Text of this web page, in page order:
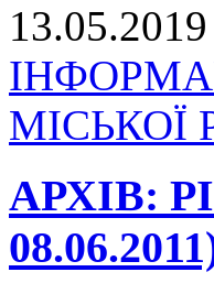
13.05.2019
МІСЬКОЇ
АРХІВ: